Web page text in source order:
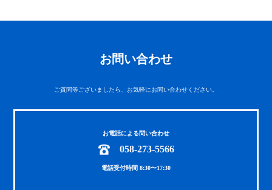
お問い合わせ
ご質問等ございましたら、お気軽にお問い合わせください。
お電話による問い合わせ
058-273-5566
電話受付時間 8:30〜17:30